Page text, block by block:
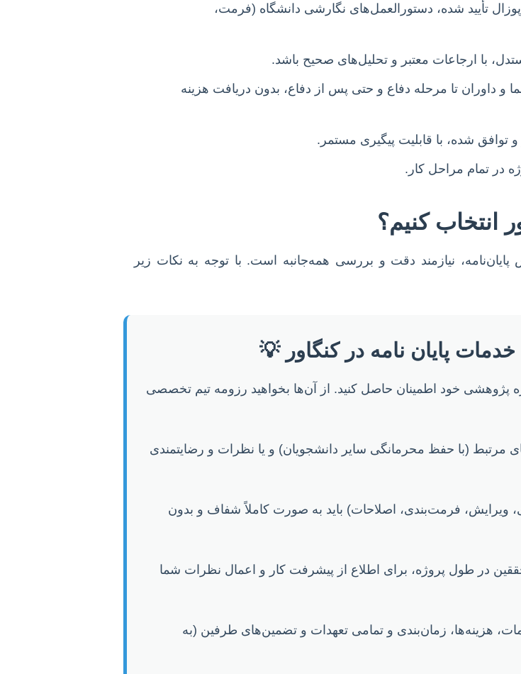
تأیید شده، دستورالعمل‌های نگارشی دانشگاه (فرمت،
با ارجاعات معتبر و تحلیل‌های صحیح باشد.
و داوران تا مرحله دفاع و حتی پس از دفاع، بدون دریافت هزینه
توافق شده، با قابلیت پیگیری مستمر.
تمام مراحل کار.
انتخاب کنیم؟
نیازمند دقت و بررسی همه‌جانبه است. با توجه به نکات زیر
خدمات پایان نامه در کنگاور 💡
خود اطمینان حاصل کنید. از آن‌ها بخواهید رزومه تیم تخصصی
(با حفظ محرمانگی سایر دانشجویان) و یا نظرات و رضایتمندی
ویرایش، فرمت‌بندی، اصلاحات) باید به صورت کاملاً شفاف و بدون
در طول پروژه، برای اطلاع از پیشرفت کار و اعمال نظرات شما
هزینه‌ها، زمان‌بندی و تمامی تعهدات و تضمین‌های طرفین (به